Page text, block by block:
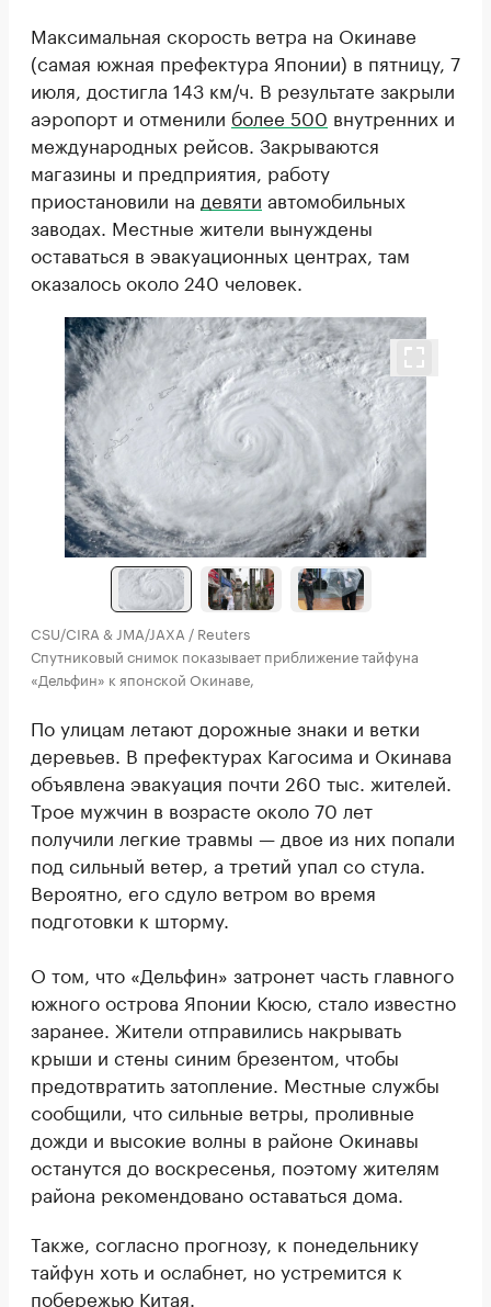
Максимальная скорость ветра на Окинаве
(самая южная префектура Японии) в пятницу, 7
июля, достигла 143 км/ч. В результате закрыли
аэропорт и отменили более 500 внутренних и
международных рейсов. Закрываются
магазины и предприятия, работу
приостановили на девяти автомобильных
заводах. Местные жители вынуждены
оставаться в эвакуационных центрах, там
оказалось около 240 человек.
CSU/CIRA & JMA/JAXA / Reuters
Спутниковый снимок показывает приближение тайфуна
«Дельфин» к японской Окинаве,
По улицам летают дорожные знаки и ветки
деревьев. В префектурах Кагосима и Окинава
объявлена эвакуация почти 260 тыс. жителей.
Трое мужчин в возрасте около 70 лет
получили легкие травмы — двое из них попали
под сильный ветер, а третий упал со стула.
Вероятно, его сдуло ветром во время
подготовки к шторму.
О том, что «Дельфин» затронет часть главного
южного острова Японии Кюсю, стало известно
заранее. Жители отправились накрывать
крыши и стены синим брезентом, чтобы
предотвратить затопление. Местные службы
сообщили, что сильные ветры, проливные
дожди и высокие волны в районе Окинавы
останутся до воскресенья, поэтому жителям
района рекомендовано оставаться дома.
Также, согласно прогнозу, к понедельнику
тайфун хоть и ослабнет, но устремится к
побережью Китая.